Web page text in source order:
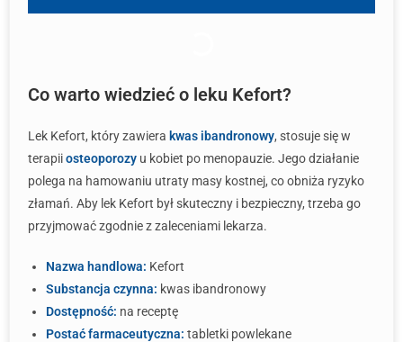
Co warto wiedzieć o leku Kefort?
Lek Kefort, który zawiera kwas ibandronowy, stosuje się w
terapiiosteoporozy u kobiet po menopauzie. Jego działanie
polega na hamowaniu utraty masy kostnej, co obniża ryzyko
złamań. Aby lek Kefort był skuteczny i bezpieczny, trzeba go
przyjmować zgodnie z zaleceniami lekarza.
Nazwa handlowa: Kefort
Substancja czynna: kwas ibandronowy
Dostępność: na receptę
Postać farmaceutyczna: tabletki powlekane